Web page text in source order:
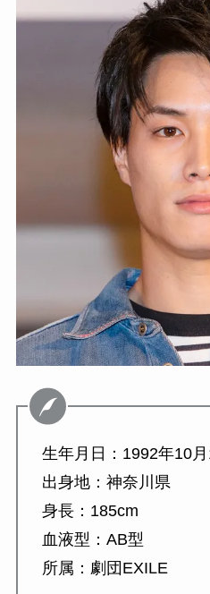
生年月日：1992年10月
出身地：神奈川県
身長：185cm
血液型：AB型
所属：劇団EXILE